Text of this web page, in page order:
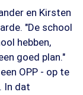
en Kirsten
"De school
hebben,
goed plan."
OPP - op te
In dat